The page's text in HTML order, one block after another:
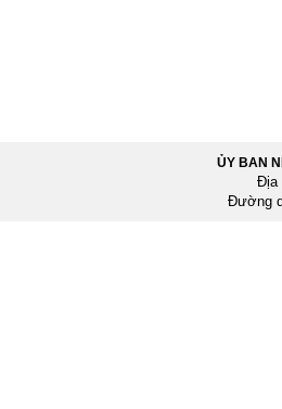
ỦY BAN
Địa
Đường